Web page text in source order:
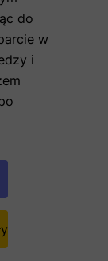
do
w
i